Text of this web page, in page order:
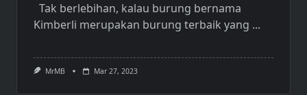
Tak berlebihan, kalau burung bernama
Kimberli merupakan burung terbaik yang ...
MrMB Mar 27, 2023